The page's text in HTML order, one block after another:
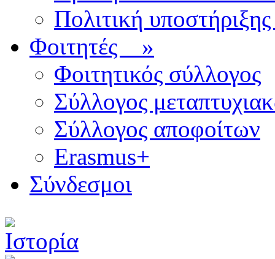
Πολιτική
Φοιτητές »
Φοιτητικός σύλλογος
Σύλλογος
Σύλλογος αποφοίτων
Erasmus+
Σύνδεσμοι